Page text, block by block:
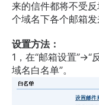
来的信件都将不受
个域名下各个邮箱发
设置方法：
1，在“邮箱设置”->“
域名白名单”。